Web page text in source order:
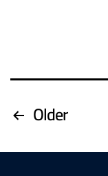
Older